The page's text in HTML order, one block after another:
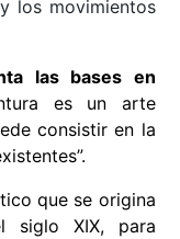
los movimientos
las bases en
es un arte
consistir en la
que se origina
siglo XIX, para